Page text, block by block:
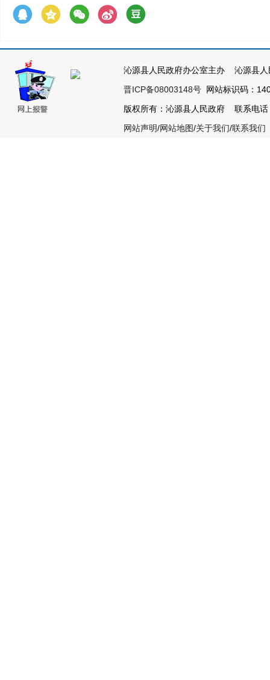
沁源县人民政府办公室主办 沁源县
晋ICP备08003148号 网站标识码：
版权所有：沁源县人民政府 联系电
网站声明/网站地图/关于我们/联系我们